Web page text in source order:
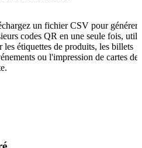
un fichier CSV pour générer
codes QR en une seule fois, utile
les étiquettes de produits, les billets
ou l'impression de cartes de